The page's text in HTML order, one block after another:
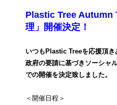
Plastic Tree Autumn
理」開催決定！
いつもPlastic Treeを応援頂き
政府の要請に基づきソーシャ
での開催を決定致しました。
＜開催日程＞